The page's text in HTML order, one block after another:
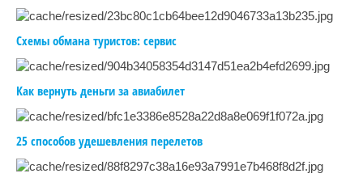
Схемы обмана туристов: сервис
Как вернуть деньги за авиабилет
25 способов удешевления перелетов